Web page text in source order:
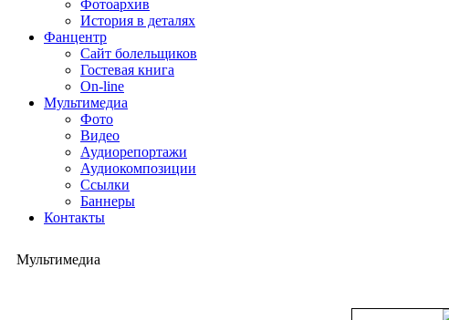
Фотоархив
История в деталях
Фанцентр
Сайт болельщиков
Гостевая книга
On-line
Мультимедиа
Фото
Видео
Аудиорепортажи
Аудиокомпозиции
Ссылки
Баннеры
Контакты
Мультимедиа